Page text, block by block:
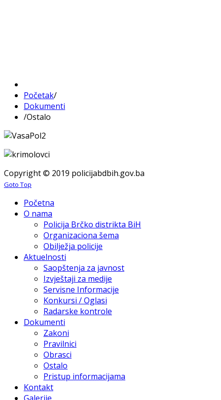
Početak/
Dokumenti
/Ostalo
Copyright © 2019 policijabdbih.gov.ba
Goto Top
Početna
O nama
Policija Brčko distrikta BiH
Organizaciona šema
Obilježja policije
Aktuelnosti
Saopštenja za javnost
Izvještaji za medije
Servisne Informacije
Konkursi / Oglasi
Radarske kontrole
Dokumenti
Zakoni
Pravilnici
Obrasci
Ostalo
Pristup informacijama
Kontakt